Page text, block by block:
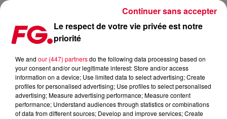
LES JABBERWOCKY INVITÉS DE L'HAPPY HOUR FG CE SOIR !
Publié : 21 septembre 2021 à 11h21 par Christophe
HUBERT
Le respect de votre vie privée est notre
priorité
We and our (447) partnersdo the following data processing based on
your consent and/or our legitimate interest: Store and/or access
information on a device; Use limited data to select advertising; Create
profiles for personalised advertising; Use profiles to select personalised
advertising; Measure advertising performance; Measure content
performance; Understand audiences through statistics or combinations
of data from different sources; Develop and improve services; Create
Continuer sans accepter